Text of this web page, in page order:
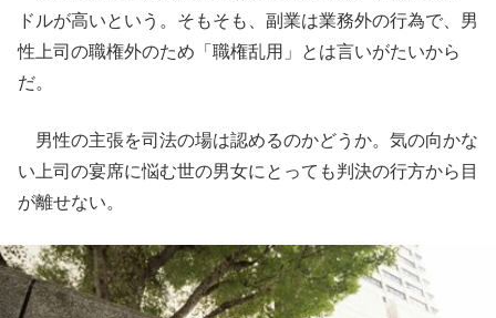
ドルが高いという。そもそも、副業は業務外の行為で、男
性上司の職権外のため「職権乱用」とは言いがたいから
だ。
男性の主張を司法の場は認めるのかどうか。気の向かな
い上司の宴席に悩む世の男女にとっても判決の行方から目
が離せない。